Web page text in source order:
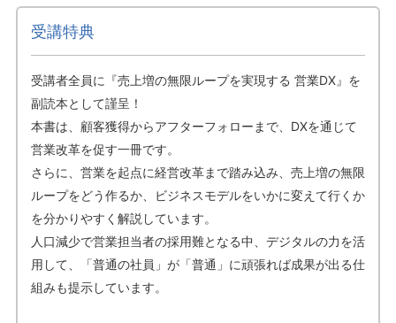
受講特典
受講者全員に『売上増の無限ループを実現する 営業DX』を
副読本として謹呈！
本書は、顧客獲得からアフターフォローまで、DXを通じて
営業改革を促す一冊です。
さらに、営業を起点に経営改革まで踏み込み、売上増の無限
ループをどう作るか、ビジネスモデルをいかに変えて行くか
を分かりやすく解説しています。
人口減少で営業担当者の採用難となる中、デジタルの力を活
用して、「普通の社員」が「普通」に頑張れば成果が出る仕
組みも提示しています。